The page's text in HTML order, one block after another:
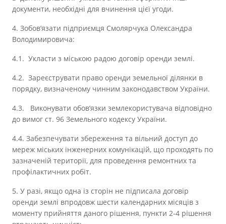
документи, необхідні для вчинення цієї угоди.
4. Зобов’язати підприємця Смолярчука Олександра
Володимировича:
4.1. Укласти з міською радою договір оренди землі.
4.2. Зареєструвати право оренди земельної ділянки в
порядку, визначеному чинним законодавством України.
4.3. Виконувати обов’язки землекористувача відповідно
до вимог ст. 96 Земельного кодексу України.
4.4. Забезпечувати збереження та вільний доступ до
мереж міських інженерних комунікацій, що проходять по
зазначеній території, для проведення ремонтних та
профілактичних робіт.
5. У разі, якщо одна із сторін не підписала договір
оренди землі впродовж шести календарних місяців з
моменту прийняття даного рішення, пункти 2-4 рішення